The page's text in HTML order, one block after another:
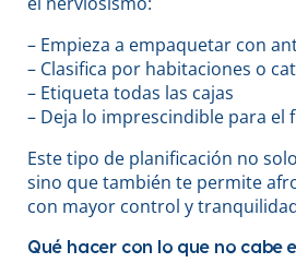
– Empieza a empaquetar con
– Clasifica por habitaciones o
– Etiqueta todas las cajas
– Deja lo imprescindible para el
Este tipo de planificación no
sino que también te permite
con mayor control y
Qué hacer con lo que no cabe